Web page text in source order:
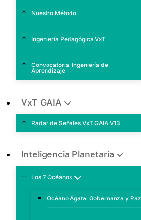
Nuestro Método
Ingeniería Pedagógica VxT
Convocatoria: Ingeniería de
Aprendizaje
VxT GAIA
Radar de Señales VxT GAIA V13
Inteligencia Planetaria
Los 7 Océanos
Océano Ágata: Gobernanza y Paz